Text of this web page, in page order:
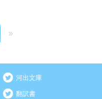
»
河出文庫
翻訳書